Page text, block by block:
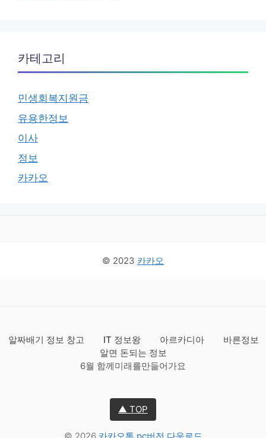
카테고리
민생회복지원금
유용한정보
이사
정보
카카오
© 2023 카카오
알짜배기 정보 창고 IT 정보왕 아르카디아
바른정보
알면 돈되는 정보
6월 함께미래를만들어가요
▲ TOP
© 2026 카카오톡 pc버전 다운로드